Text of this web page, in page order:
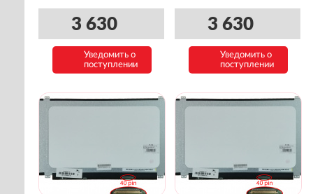
3 630
Уведомить о
поступлении
3 630
Уведомить о
поступлении